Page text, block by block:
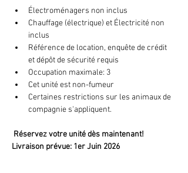
Électroménagers non inclus
Chauffage (électrique) et Électricité non
inclus
Référence de location, enquête de crédit
et dépôt de sécurité requis
Occupation maximale: 3
Cet unité est non-fumeur
Certaines restrictions sur les animaux de
compagnie s'appliquent.
Livraison prévue: 1er Juin 2026